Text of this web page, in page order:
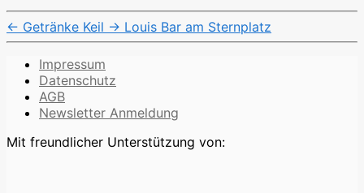
← Getränke Keil → Louis Bar am Sternplatz
Impressum
Datenschutz
AGB
Newsletter Anmeldung
Mit freundlicher Unterstützung von: